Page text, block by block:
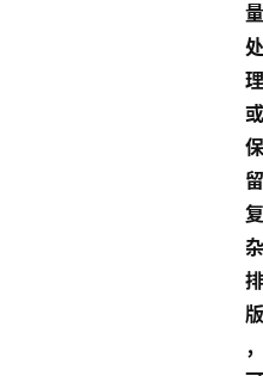
量
处
理
或
保
留
复
杂
排
版
，